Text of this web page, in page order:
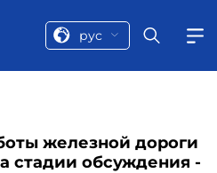
рус
железной дороги
стадии обсуждения -